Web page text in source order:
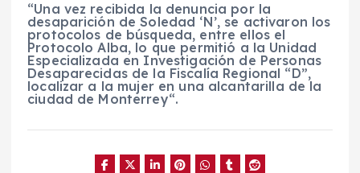
“Una vez recibida la denuncia por la
desaparición de Soledad ‘N’, se activaron los
protocolos de búsqueda, entre ellos el
Protocolo Alba, lo que permitió a la Unidad
Especializada en Investigación de Personas
Desaparecidas de la Fiscalía Regional “D”,
localizar a la mujer en una alcantarilla de la
ciudad de Monterrey“.